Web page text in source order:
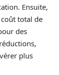
Ensuite,
total de
des
plus